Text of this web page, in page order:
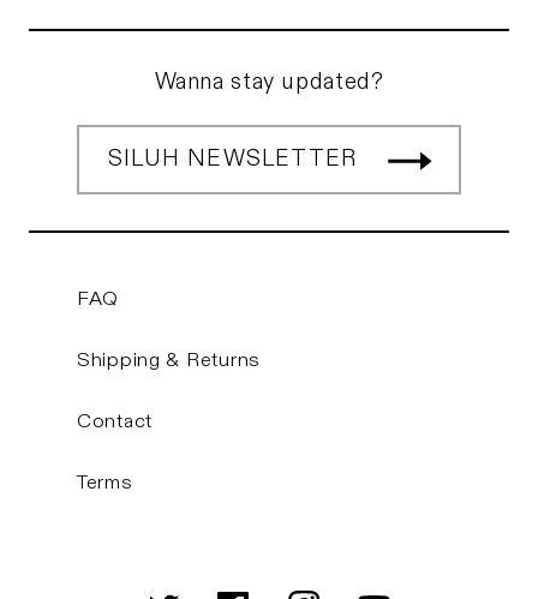
Wanna stay updated?
SILUH NEWSLETTER
FAQ
Shipping & Returns
Contact
Terms